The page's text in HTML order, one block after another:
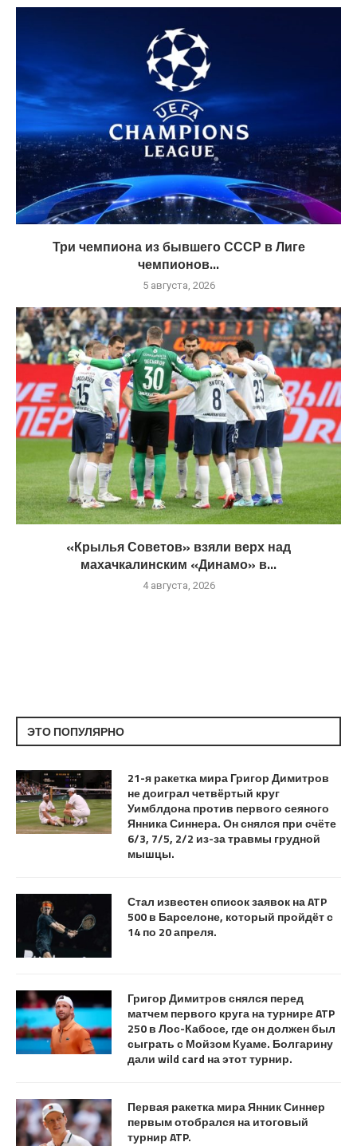
Три чемпиона из бывшего СССР в Лиге
чемпионов...
5 августа, 2026
«Крылья Советов» взяли верх над
махачкалинским «Динамо» в...
4 августа, 2026
ЭТО ПОПУЛЯРНО
21-я ракетка мира Григор Димитров
не доиграл четвёртый круг
Уимблдона против первого сеяного
Янника Синнера. Он снялся при счёте
6/3, 7/5, 2/2 из-за травмы грудной
мышцы.
Стал известен список заявок на ATP
500 в Барселоне, который пройдёт с
14 по 20 апреля.
Григор Димитров снялся перед
матчем первого круга на турнире ATP
250 в Лос-Кабосе, где он должен был
сыграть с Мойзом Куаме. Болгарину
дали wild card на этот турнир.
Первая ракетка мира Янник Синнер
первым отобрался на итоговый
турнир ATP.